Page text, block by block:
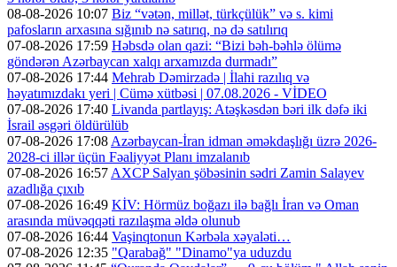
08-08-2026 10:07 Biz “vətən, millət, türkçülük” və s. kimi
pafosların arxasına sığınıb nə satırıq, nə də satılırıq
07-08-2026 17:59 Həbsdə olan qazi: “Bizi bəh-bəhlə ölümə
göndərən Azərbaycan xalqı arxamızda durmadı”
07-08-2026 17:44 Mehrab Dəmirzadə | İlahi razılıq və
həyatımızdakı yeri | Cümə xütbəsi | 07.08.2026 - VİDEO
07-08-2026 17:40 Livanda partlayış: Atəşkəsdən bəri ilk dəfə iki
İsrail əsgəri öldürülüb
07-08-2026 17:08 Azərbaycan-İran idman əməkdaşlığı üzrə 2026-
2028-ci illər üçün Fəaliyyət Planı imzalanıb
07-08-2026 16:57 AXCP Salyan şöbəsinin sədri Zamin Salayev
azadlığa çıxıb
07-08-2026 16:49 KİV: Hörmüz boğazı ilə bağlı İran və Oman
arasında müvəqqəti razılaşma əldə olunub
07-08-2026 16:44 Vaşinqtonun Kərbəla xəyaləti…
07-08-2026 12:35 "Qarabağ" "Dinamo"ya uduzdu